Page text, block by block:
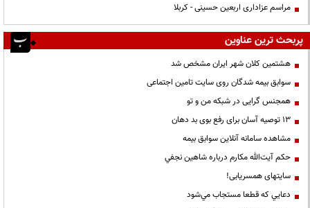
مراسم عزاداری اربعین حسینی - کربلا
پربحث ترین عناوین
هشتمین کلان شهر ایران مشخص شد
سوابق بیمه شدگان روی سایت تامین اجتماعی
همجنس گرایی در شبکه من و تو
13 توصیه آسان برای رفع بوی بد دهان
مشاهده سامانه آنلاين سوابق بیمه
حكم آيت‌الله مكارم درباره شاهين نجفي
سایتهای همسریابی!
دعايي كه قطعا مستجاب مي‌شود